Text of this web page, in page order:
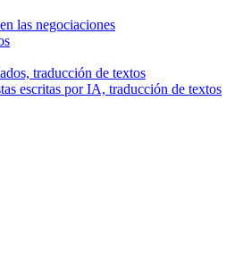
las negociaciones
traducción de textos
escritas por IA, traducción de textos